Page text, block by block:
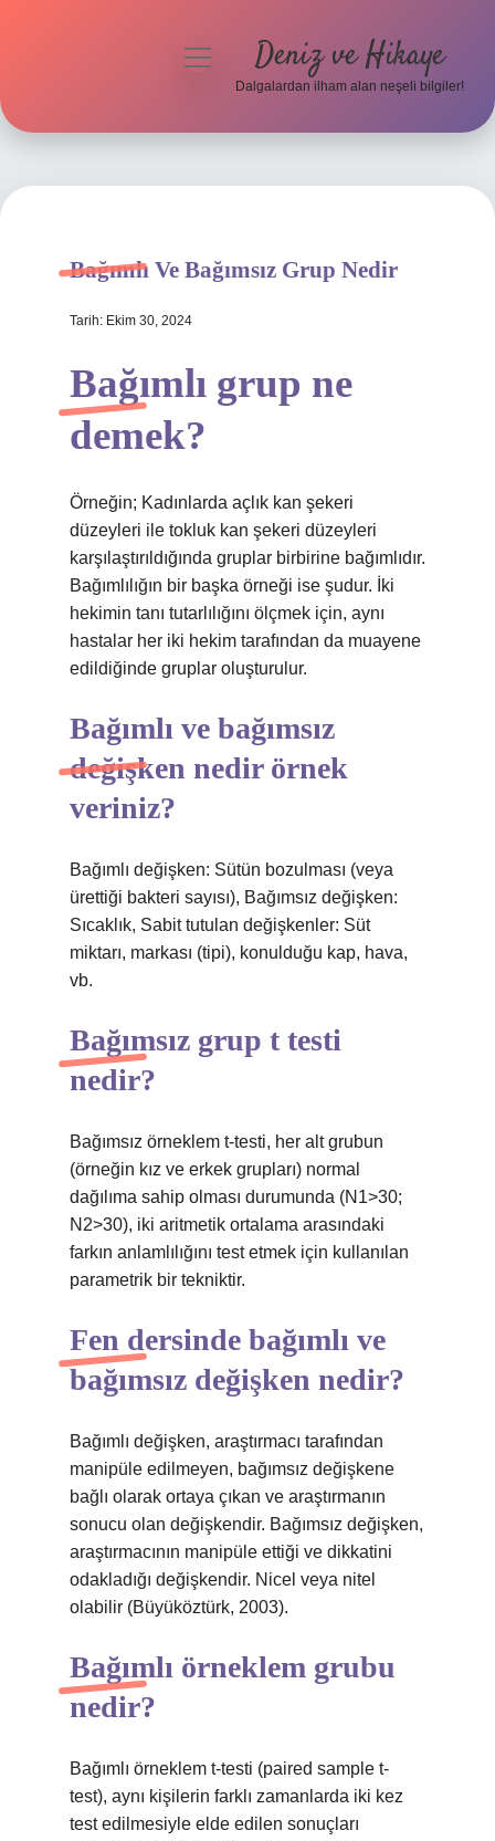
Hakkımızda
menüyü
Deniz ve Hikaye
Dalgalardan ilham alan neşeli bilgiler!
Bağımlı Ve Bağımsız Grup Nedir
Tarih: Ekim 30, 2024
Bağımlı grup ne
demek?
Örneğin; Kadınlarda açlık kan şekeri
düzeyleri ile tokluk kan şekeri düzeyleri
karşılaştırıldığında gruplar birbirine bağımlıdır.
Bağımlılığın bir başka örneği ise şudur. İki
hekimin tanı tutarlılığını ölçmek için, aynı
hastalar her iki hekim tarafından da muayene
edildiğinde gruplar oluşturulur.
Bağımlı ve bağımsız
değişken nedir örnek
veriniz?
Bağımlı değişken: Sütün bozulması (veya
ürettiği bakteri sayısı), Bağımsız değişken:
Sıcaklık, Sabit tutulan değişkenler: Süt
miktarı, markası (tipi), konulduğu kap, hava,
vb.
Bağımsız grup t testi
nedir?
Bağımsız örneklem t-testi, her alt grubun
(örneğin kız ve erkek grupları) normal
dağılıma sahip olması durumunda (N1>30;
N2>30), iki aritmetik ortalama arasındaki
farkın anlamlılığını test etmek için kullanılan
parametrik bir tekniktir.
Fen dersinde bağımlı ve
bağımsız değişken nedir?
Bağımlı değişken, araştırmacı tarafından
manipüle edilmeyen, bağımsız değişkene
bağlı olarak ortaya çıkan ve araştırmanın
sonucu olan değişkendir. Bağımsız değişken,
araştırmacının manipüle ettiği ve dikkatini
odakladığı değişkendir. Nicel veya nitel
olabilir (Büyüköztürk, 2003).
Bağımlı örneklem grubu
nedir?
Bağımlı örneklem t-testi (paired sample t-
test), aynı kişilerin farklı zamanlarda iki kez
test edilmesiyle elde edilen sonuçları